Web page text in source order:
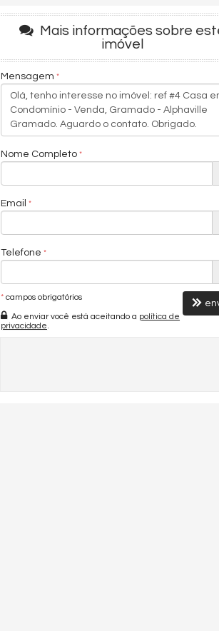
Mais informações sobre
imóvel
Mensagem
Nome Completo
Email
Telefone
* campos obrigatórios
Ao enviar você está aceitando a política de
privacidade